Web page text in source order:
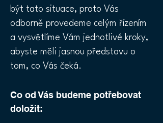
být tato situace, proto Vás
odborně provedeme celým řízením
a vysvětlíme Vám jednotlivé kroky,
abyste měli jasnou představu o
tom, co Vás čeká.
Co od Vás budeme potřebovat
doložit: